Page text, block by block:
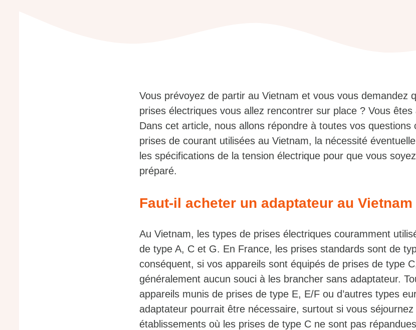
Vous prévoyez de partir au Vietnam et vous vous demandez
prises électriques vous allez rencontrer sur place ? Vous êtes
Dans cet article, nous allons répondre à toutes vos questions
prises de courant utilisées au Vietnam, la nécessité
les spécifications de la tension électrique pour que vous
préparé.
Faut-il acheter un adaptateur au Vietnam
Au Vietnam, les types de prises électriques couramment
de type A, C et G. En France, les prises standards sont de
conséquent, si vos appareils sont équipés de prises de type
généralement aucun souci à les brancher sans adaptateur.
appareils munis de prises de type E, E/F ou d’autres types
adaptateur pourrait être nécessaire, surtout si vous
établissements où les prises de type C ne sont pas